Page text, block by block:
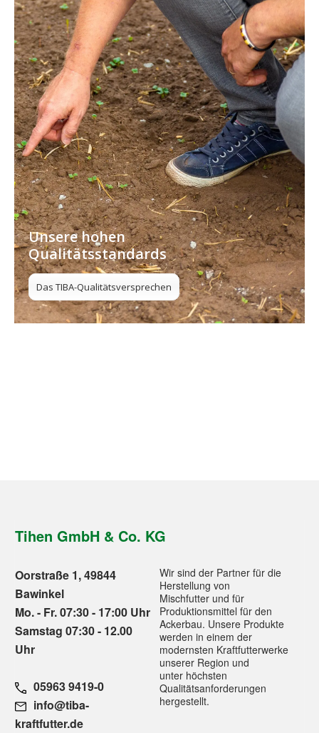
Unsere hohen
Qualitätsstandards
Das TIBA-Qualitätsversprechen
Tihen GmbH & Co. KG
Oorstraße 1, 49844
Bawinkel
Mo. - Fr. 07:30 - 17:00 Uhr
Samstag 07:30 - 12.00
Uhr
05963 9419-0
info@tiba-
kraftfutter.de
Wir sind der Partner für die
Herstellung von
Mischfutter und für
Produktionsmittel für den
Ackerbau. Unsere Produkte
werden in einem der
modernsten Kraftfutterwerke
unserer Region und
unter höchsten
Qualitätsanforderungen
hergestellt.